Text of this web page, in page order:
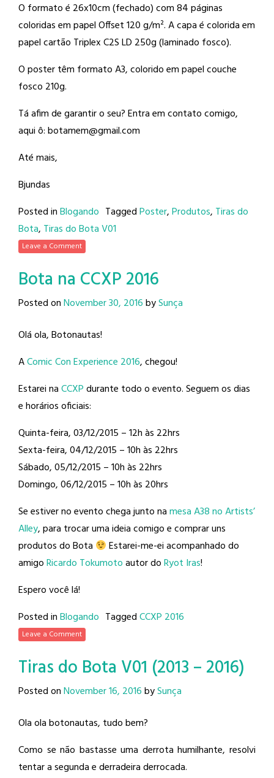
O formato é 26x10cm (fechado) com 84 páginas
coloridas em papel Offset 120 g/m². A capa é colorida em
papel cartão Triplex C2S LD 250g (laminado fosco).
O poster têm formato A3, colorido em papel couche
fosco 210g.
Tá afim de garantir o seu? Entra em contato comigo,
aqui ô: botamem@gmail.com
Até mais,
Bjundas
Posted inBlogando TaggedPoster,Produtos, Tiras do
Bota, Tiras do Bota V01
Leave a Comment
Bota na CCXP 2016
Posted onNovember 30, 2016bySunça
Olá ola, Botonautas!
AComic Con Experience 2016, chegou!
Estarei naCCXPdurante todo o evento. Seguem os dias
e horários oficiais:
Quinta-feira, 03/12/2015 – 12h às 22hrs
Sexta-feira, 04/12/2015 – 10h às 22hrs
Sábado, 05/12/2015 – 10h às 22hrs
Domingo, 06/12/2015 – 10h às 20hrs
Se estiver no evento chega junto namesa A38 no Artists’
Alley, para trocar uma ideia comigo e comprar uns
produtos do Bota
Estarei-me-ei acompanhado do
amigoRicardo Tokumotoautor doRyot Iras!
Espero você lá!
Posted inBlogando TaggedCCXP 2016
Leave a Comment
Tiras do Bota V01 (2013 – 2016)
Posted onNovember 16, 2016bySunça
Ola ola botonautas, tudo bem?
Como se não bastasse uma derrota humilhante, resolvi
tentar a segunda e derradeira derrocada.